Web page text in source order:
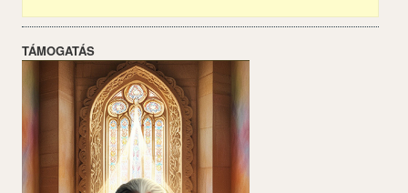
TÁMOGATÁS